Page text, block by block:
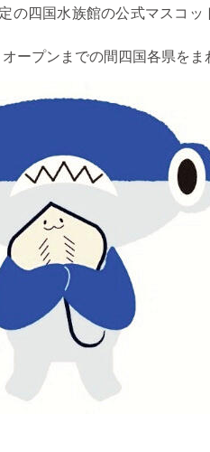
の四国水族館の公式マスコ
ープンまでの間四国各県をま